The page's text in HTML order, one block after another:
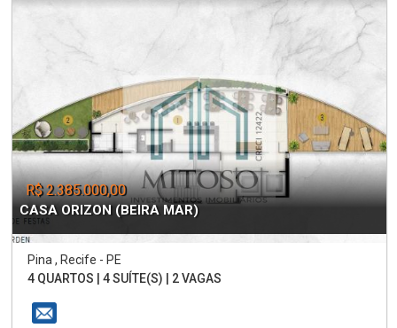
R$ 2.385.000,00
CASA ORIZON (BEIRA MAR)
Pina , Recife - PE
4 QUARTOS | 4 SUÍTE(S) | 2 VAGAS